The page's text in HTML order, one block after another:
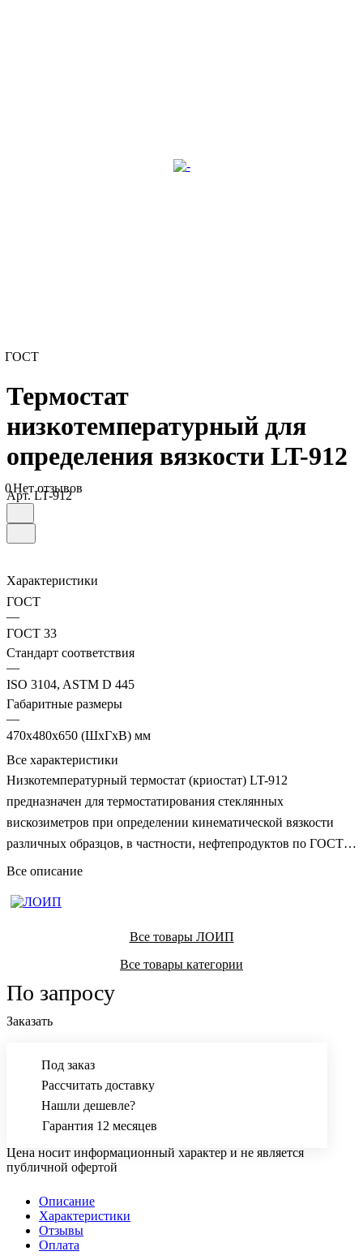
ГОСТ
Термостат
низкотемпературный для
определения вязкости LT-912
0Нет отзывов
Арт.LT-912
Характеристики
ГОСТ
—
ГОСТ 33
Стандарт соответствия
—
ISO 3104, ASTM D 445
Габаритные размеры
—
470х480х650 (ШхГхВ) мм
Все характеристики
Низкотемпературный термостат (криостат) LT-912
предназначен для термостатирования стеклянных
вискозиметров при определении кинематической вязкости
различных образцов, в частности, нефтепродуктов по ГОСТ
33, ISO 3104, ASTM D 445, в диапазоне температур от -42°С
Все описание
Все товары ЛОИП
Все товары категории
По запросу
Заказать
Под заказ
Рассчитать доставку
Нашли дешевле?
Гарантия 12 месяцев
Цена носит информационный характер и не является
публичной офертой
Описание
Характеристики
Отзывы
Оплата